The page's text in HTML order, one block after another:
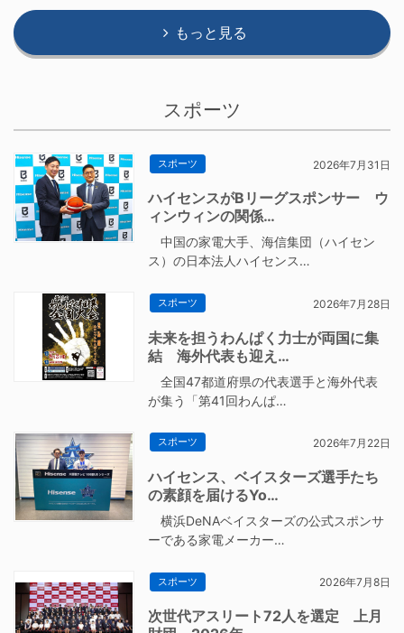
もっと見る
スポーツ
スポーツ 2026年7月31日
ハイセンスがBリーグスポンサー ウ
ィンウィンの関係…
中国の家電大手、海信集団（ハイセン
ス）の日本法人ハイセンス…
スポーツ 2026年7月28日
未来を担うわんぱく力士が両国に集
結 海外代表も迎え…
全国47都道府県の代表選手と海外代表
が集う「第41回わんぱ…
スポーツ 2026年7月22日
ハイセンス、ベイスターズ選手たち
の素顔を届けるYo…
横浜DeNAベイスターズの公式スポンサ
ーである家電メーカー…
スポーツ 2026年7月8日
次世代アスリート72人を選定 上月